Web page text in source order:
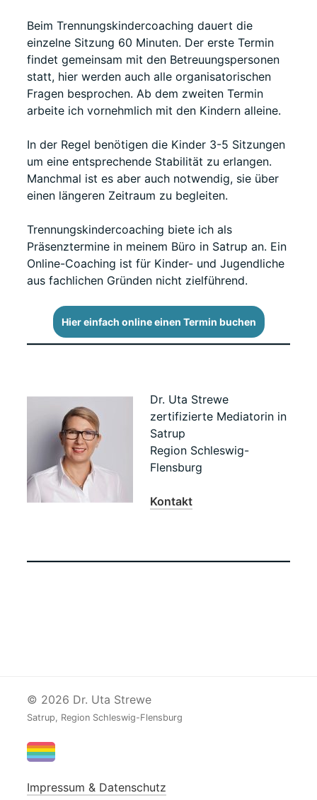
Beim Trennungskindercoaching dauert die
einzelne Sitzung 60 Minuten. Der erste Termin
findet gemeinsam mit den Betreuungspersonen
statt, hier werden auch alle organisatorischen
Fragen besprochen. Ab dem zweiten Termin
arbeite ich vornehmlich mit den Kindern alleine.
In der Regel benötigen die Kinder 3-5 Sitzungen
um eine entsprechende Stabilität zu erlangen.
Manchmal ist es aber auch notwendig, sie über
einen längeren Zeitraum zu begleiten.
Trennungskindercoaching biete ich als
Präsenztermine in meinem Büro in Satrup an. Ein
Online-Coaching ist für Kinder- und Jugendliche
aus fachlichen Gründen nicht zielführend.
Hier einfach online einen Termin buchen
Dr. Uta Strewe
zertifizierte Mediatorin in
Satrup
Region Schleswig-
Flensburg
Kontakt
© 2026 Dr. Uta Strewe
Satrup, Region Schleswig-Flensburg
Impressum & Datenschutz